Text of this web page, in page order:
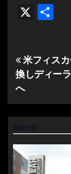
X
投
稿
ナ
ゲ
ー
米フィス
換しディー
へ